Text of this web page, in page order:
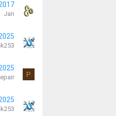
Jan
P